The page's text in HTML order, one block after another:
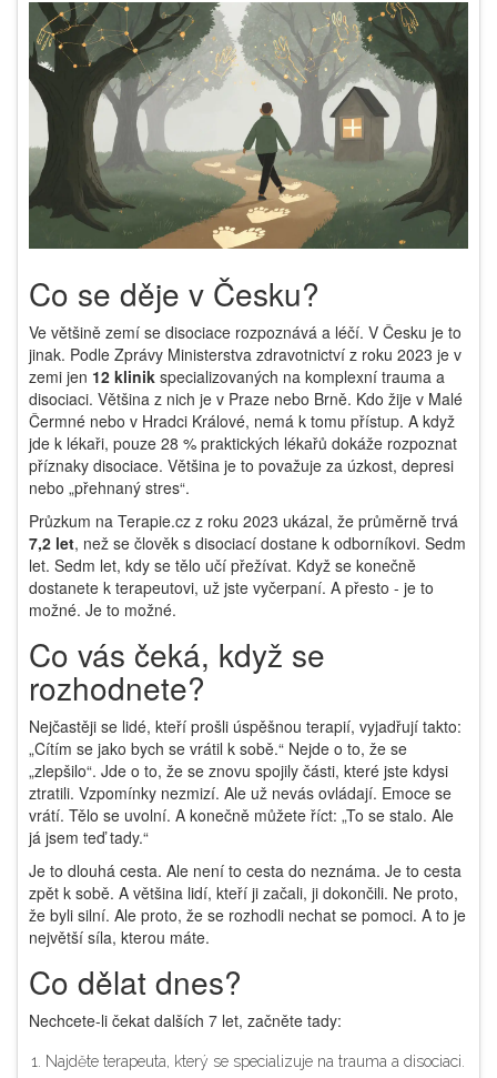
Co se děje v Česku?
Ve většině zemí se disociace rozpoznává a léčí. V Česku je to
jinak. Podle Zprávy Ministerstva zdravotnictví z roku 2023 je v
zemi jen 12 klinik specializovaných na komplexní trauma a
disociaci. Většina z nich je v Praze nebo Brně. Kdo žije v Malé
Čermné nebo v Hradci Králové, nemá k tomu přístup. A když
jde k lékaři, pouze 28 % praktických lékařů dokáže rozpoznat
příznaky disociace. Většina je to považuje za úzkost, depresi
nebo „přehnaný stres“.
Průzkum na Terapie.cz z roku 2023 ukázal, že průměrně trvá
7,2 let, než se člověk s disociací dostane k odborníkovi. Sedm
let. Sedm let, kdy se tělo učí přežívat. Když se konečně
dostanete k terapeutovi, už jste vyčerpaní. A přesto - je to
možné. Je to možné.
Co vás čeká, když se
rozhodnete?
Nejčastěji se lidé, kteří prošli úspěšnou terapií, vyjadřují takto:
„Cítím se jako bych se vrátil k sobě.“ Nejde o to, že se
„zlepšilo“. Jde o to, že se znovu spojily části, které jste kdysi
ztratili. Vzpomínky nezmizí. Ale už nevás ovládají. Emoce se
vrátí. Tělo se uvolní. A konečně můžete říct: „To se stalo. Ale
já jsem teď tady.“
Je to dlouhá cesta. Ale není to cesta do neznáma. Je to cesta
zpět k sobě. A většina lidí, kteří ji začali, ji dokončili. Ne proto,
že byli silní. Ale proto, že se rozhodli nechat se pomoci. A to je
největší síla, kterou máte.
Co dělat dnes?
Nechcete-li čekat dalších 7 let, začněte tady:
Najděte terapeuta, který se specializuje na trauma a disociaci.